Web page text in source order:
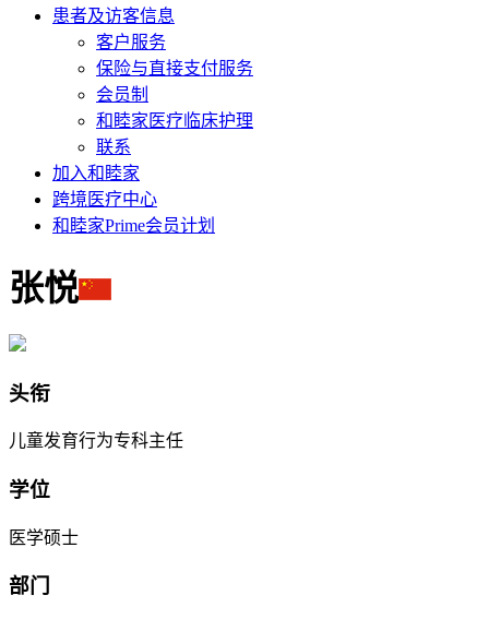
患者及访客信息
客户服务
保险与直接支付服务
会员制
和睦家医疗临床护理
联系
加入和睦家
跨境医疗中心
和睦家Prime会员计划
张悦
头衔
儿童发育行为专科主任
学位
医学硕士
部门